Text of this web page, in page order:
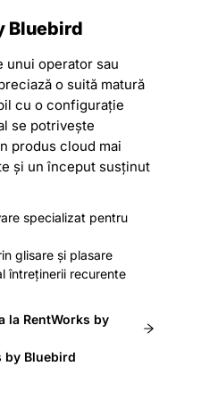
Bluebird
unui operator sau
o suită matură
cu o configurație
se potrivește
produs cloud mai
și un început susținut
specializat pentru
glisare și plasare
întreținerii recurente
la RentWorks by
by Bluebird